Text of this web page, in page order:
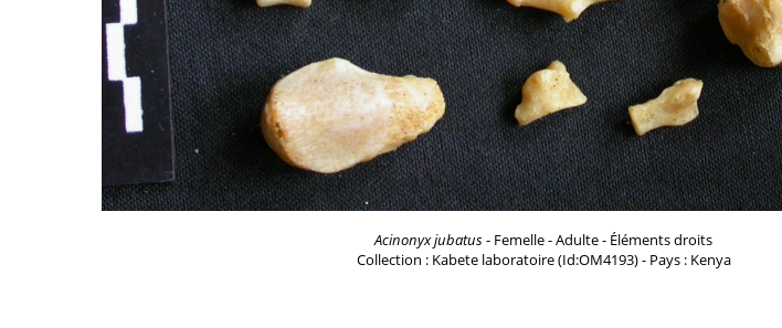
Acinonyx jubatus- Femelle - Adulte - Éléments droits
Collection : Kabete laboratoire (Id:OM4193) - Pays : Kenya